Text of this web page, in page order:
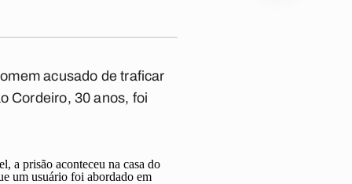
acusado de traficar
Cordeiro, 30 anos, foi
a prisão aconteceu na casa do
um usuário foi abordado em